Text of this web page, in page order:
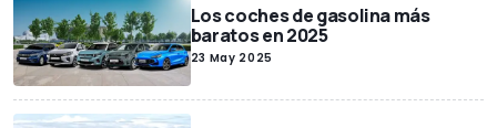
Los coches de gasolina más
baratos en 2025
23 May 2025